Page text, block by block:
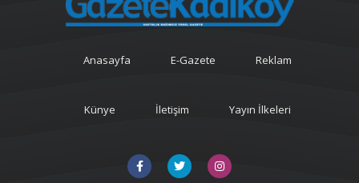
Anasayfa E-Gazete Reklam
Künye İletişim Yayın İlkeleri